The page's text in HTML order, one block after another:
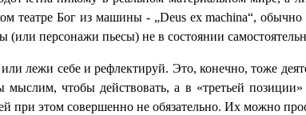
театре Бог из машины - „Deus ex machina“, обычно
персонажи пьесы) не в состоянии
лежи себе и рефлектируй. Это, конечно, тоже
чтобы действовать, а в «третьей позиции»
при этом совершенно не обязательно. Их можно